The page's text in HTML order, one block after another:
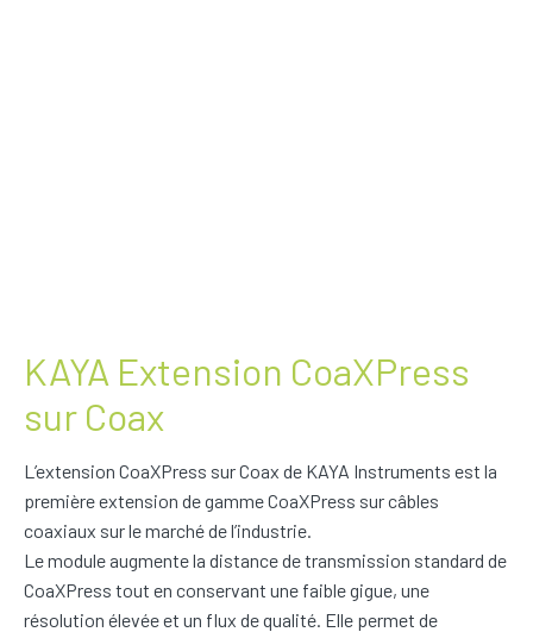
KAYA Extension CoaXPress
sur Coax
L’extension CoaXPress sur Coax de KAYA Instruments est la
première extension de gamme CoaXPress sur câbles
coaxiaux sur le marché de l’industrie.
Le module augmente la distance de transmission standard de
CoaXPress tout en conservant une faible gigue, une
résolution élevée et un flux de qualité. Elle permet de